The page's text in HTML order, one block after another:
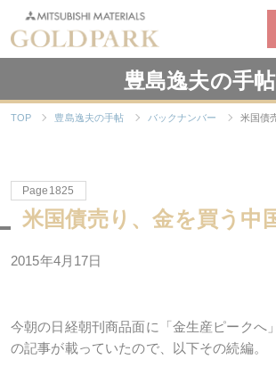
豊島逸夫の手帖
TOP 豊島逸夫の手帖 バックナンバー 米国債
Page1825
米国債売り、金を買う中
2015年4月17日
今朝の日経朝刊商品面に「金生産ピークへ
の記事が載っていたので、以下その続編。